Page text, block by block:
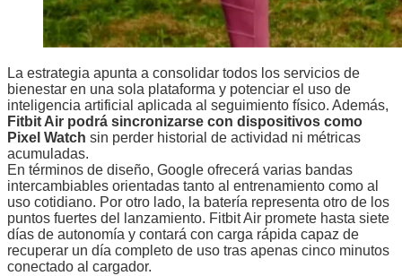
La estrategia apunta a consolidar todos los servicios de
bienestar en una sola plataforma y potenciar el uso de
inteligencia artificial aplicada al seguimiento físico. Además,
Fitbit Air podrá sincronizarse con dispositivos como
Pixel Watch sin perder historial de actividad ni métricas
acumuladas.
En términos de diseño, Google ofrecerá varias bandas
intercambiables orientadas tanto al entrenamiento como al
uso cotidiano. Por otro lado, la batería representa otro de los
puntos fuertes del lanzamiento. Fitbit Air promete hasta siete
días de autonomía y contará con carga rápida capaz de
recuperar un día completo de uso tras apenas cinco minutos
conectado al cargador.